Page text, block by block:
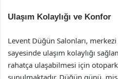
Ulaşım Kolaylığı ve Konfor
Levent Düğün Salonları,
sayesinde ulaşım kolaylığı
rahatça ulaşabilmesi için
sunulmaktadır. Düğün günü,